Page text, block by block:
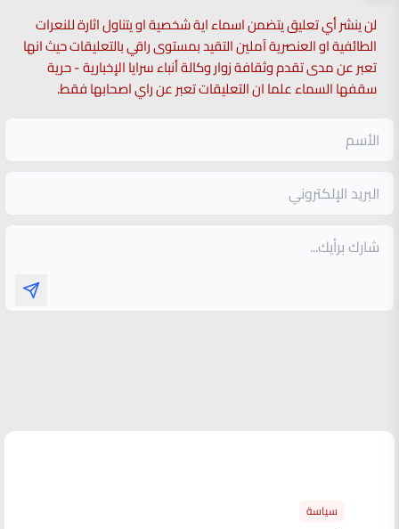
لن ينشر أي تعليق يتضمن اسماء اية شخصية او يتناول اثارة للنعرات
الطائفية او العنصرية آملين التقيد بمستوى راقي بالتعليقات حيث انها
تعبر عن مدى تقدم وثقافة زوار وكالة أنباء سرايا الإخبارية - حرية
سقفها السماء علما ان التعليقات تعبر عن راي اصحابها فقط.
سياسة